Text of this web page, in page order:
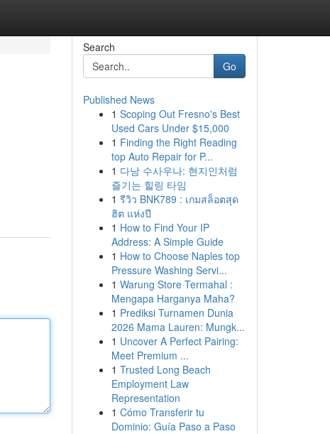
Search
Go
Published News
1 Scoping Out Fresno's Best
Used Cars Under $15,000
1 Finding the Right Reading
top Auto Repair for P...
1 다낭 수사우나: 현지인처럼
즐기는 힐링 타임
1 รีวิว BNK789 : เกมสล็อตสุด
ฮิต แห่งปี
1 How to Find Your IP
Address: A Simple Guide
1 How to Choose Naples top
Pressure Washing Servi...
1 Warung Store Termahal :
Mengapa Harganya Maha?
1 Prediksi Turnamen Dunia
2026 Mama Lauren: Mungk...
1 Uncover A Perfect Pairing:
Meet Premium ...
1 Trusted Long Beach
Employment Law
Representation
1 Cómo Transferir tu
Dominio: Guía Paso a Paso